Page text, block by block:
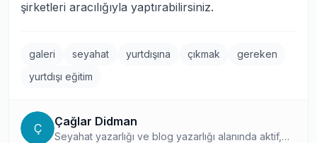
şirketleri aracılığıyla yaptırabilirsiniz.
galeri seyahat yurtdışına çıkmak
gereken
yurtdışı eğitim
Ç Çağlar Didman
Seyahat yazarlığı ve blog yazarlığı alanında aktif,